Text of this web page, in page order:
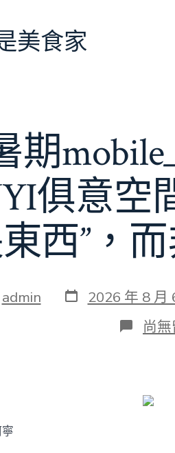
美食家
俱意空
西”，
admin 發
表
2026 年 8 月
在
〈若
暑
期
尚